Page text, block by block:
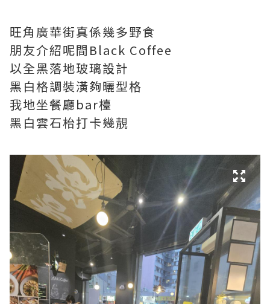
旺角廣華街真係幾多野食
朋友介紹呢間Black Coffee
以全黑落地玻璃設計
黑白格調裝潢夠曬型格
我地坐餐廳bar檯
黑白雲石枱打卡幾靚